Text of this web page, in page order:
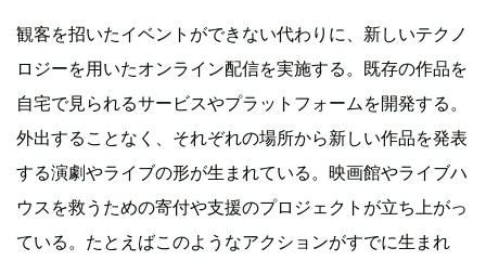
観客を招いたイベントができない代わりに、新しいテクノ
ロジーを用いたオンライン配信を実施する。既存の作品を
自宅で見られるサービスやプラットフォームを開発する。
外出することなく、それぞれの場所から新しい作品を発表
する演劇やライブの形が生まれている。映画館やライブハ
ウスを救うための寄付や支援のプロジェクトが立ち上がっ
ている。たとえばこのようなアクションがすでに生まれ